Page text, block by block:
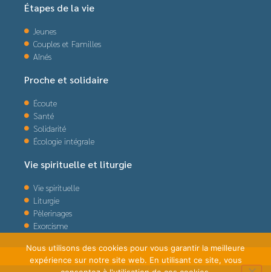
Étapes de la vie
Jeunes
Couples et Familles
Aînés
Proche et solidaire
Écoute
Santé
Solidarité
Écologie intégrale
Vie spirituelle et liturgie
Vie spirituelle
Liturgie
Pèlerinages
Exorcisme
Nous utilisons des cookies pour vous garantir la meilleure
expérience sur notre site web. En utilisant ce site, vous